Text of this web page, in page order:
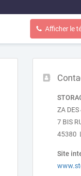
Afficher le
ZA
7 BIS
45380
Site